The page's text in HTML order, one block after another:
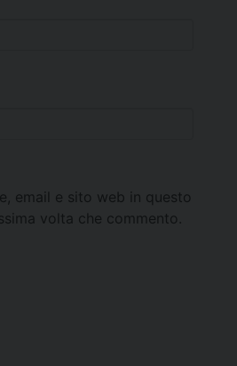
email e sito web in questo
volta che commento.